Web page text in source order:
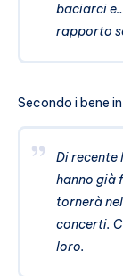
baciarci
rapporto
Secondo i bene
Di recente
hanno già
tornerà
concerti.
loro.